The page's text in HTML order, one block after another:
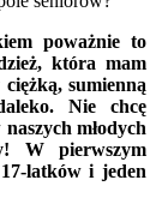
poważnie to
która mam
sumienną
Nie chcę
młodych
W pierwszym
latków i jeden